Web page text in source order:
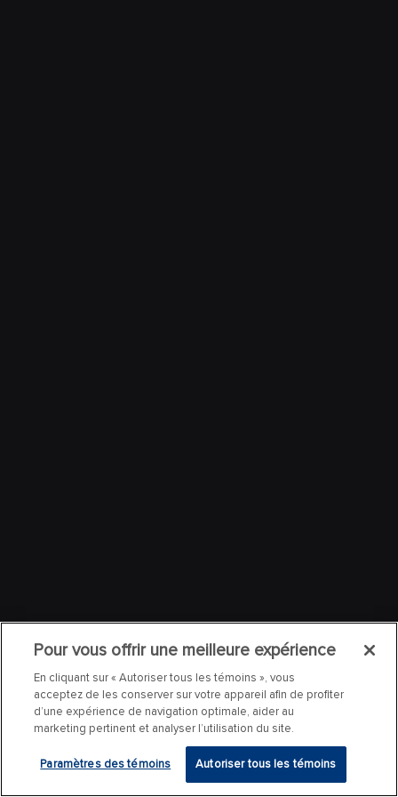
Pour vous offrir une meilleure expérience
En cliquant sur « Autoriser tous les témoins », vous
acceptez de les conserver sur votre appareil afin de profiter
d’une expérience de navigation optimale, aider au
marketing pertinent et analyser l’utilisation du site.
Paramètres des témoins Autoriser tous les témoins